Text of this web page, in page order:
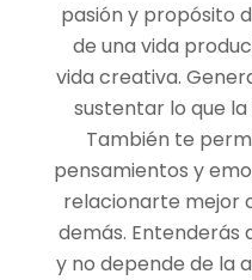
pasión y propósito
de una vida
vida creativa.
sustentar lo que
También te
pensamientos y
relacionarte mejor
demás. Entenderás
y no depende de la